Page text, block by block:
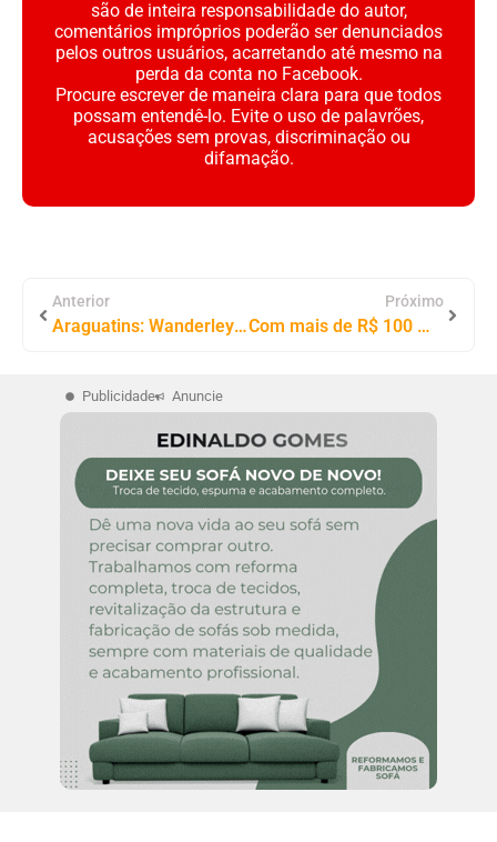
são de inteira responsabilidade do autor,
comentários impróprios poderão ser denunciados
pelos outros usuários, acarretando até mesmo na
perda da conta no Facebook.
Procure escrever de maneira clara para que todos
possam entendê-lo. Evite o uso de palavrões,
acusações sem provas, discriminação ou
difamação.
Anterior
Araguatins: Wanderley Milhomem fortalece laços com Associação Mulheres Ribeirinhas na Ilha São Vicente
Próximo
Com mais de R$ 100 milhões destinados para Gurupi, Professora Dorinha prestigia as comemorações de aniversário e visita circuito de obras pela cidade
Publicidade Anuncie